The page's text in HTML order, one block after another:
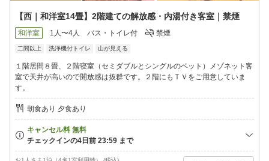
・鮟肝甘煮(あんきもあまに)
・春菊のナムル
・長芋たらこ和え
・ラディシュと蕪のマリネ
・小松菜のからし和え
・もみじ鱒
・群馬県産こんにゃく
・季節の天ぷら盛合せ
・猪鍋
・地元産こしひかり（勝正さん家のお米）
・お吸い物
【西｜和洋室14畳】2階建ての解放感・内湯付き客室｜禁煙
和洋室 1人〜4人 バス・トイレ付 禁煙
二間以上 洗浄機付トイレ 山が見える
１階居間８畳、２階寝室（セミダブルとシングルのベット）メゾネット客
室で天井が高いので開放感は抜群です。２階にもＴＶをご用意していま
す。
朝食あり 夕食あり